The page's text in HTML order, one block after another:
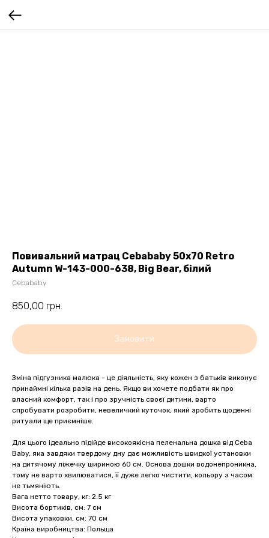
Повивальний матрац Cebababy 50x70 Retro
Autumn W-143-000-638, Big Bear, білий
Cebababy
850,00 грн.
Замовити
Зміна підгузника малюка - це діяльність, яку кожен з батьків виконує
принаймні кілька разів на день. Якщо ви хочете подбати як про
власний комфорт, так і про зручність своєї дитини, варто
спробувати розробити, невеличкий куточок, який зробить щоденні
ритуали ще приємніше.
Для цього ідеально підійде високоякісна пеленальна дошка від Ceba
Baby, яка завдяки твердому дну дає можливість швидкої установки
на дитячому ліжечку шириною 60 см. Основа дошки водонепроникна,
тому не варто хвилюватися, її дуже легко чистити, кольору з часом
не тьмяніють.
Вага нетто товару, кг: 2.5 кг
Висота бортиків, см: 7 см
Висота упаковки, см: 70 см
Країна виробництва: Польща